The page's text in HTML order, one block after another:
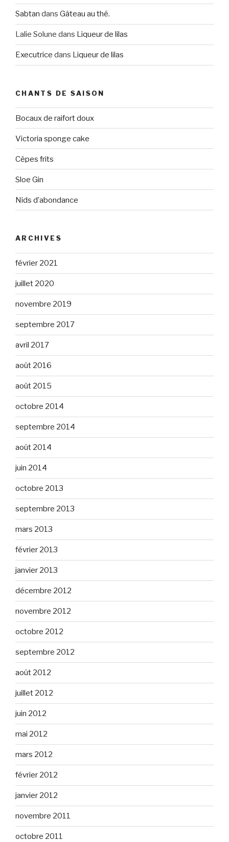
Sabtan dans Gâteau au thé.
Lalie Solune dans Liqueur de lilas
Executrice dans Liqueur de lilas
CHANTS DE SAISON
Bocaux de raifort doux
Victoria sponge cake
Cèpes frits
Sloe Gin
Nids d’abondance
ARCHIVES
février 2021
juillet 2020
novembre 2019
septembre 2017
avril 2017
août 2016
août 2015
octobre 2014
septembre 2014
août 2014
juin 2014
octobre 2013
septembre 2013
mars 2013
février 2013
janvier 2013
décembre 2012
novembre 2012
octobre 2012
septembre 2012
août 2012
juillet 2012
juin 2012
mai 2012
mars 2012
février 2012
janvier 2012
novembre 2011
octobre 2011